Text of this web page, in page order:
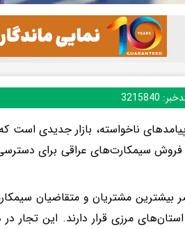
3215840
ناخواسته، بازار جدیدی
فروش سیمکارت‌های عراقی برای
بیشترین مشتریان و متقاضیان
مرزی قرار دارند. این تجار